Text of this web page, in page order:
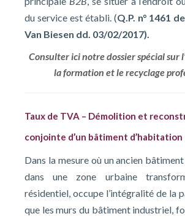
du service est établi. (Q.P. n° 1461
Van Biesen dd. 03/02/2017).
Consulter ici notre dossier spécial sur
la formation et le recyclage
Taux de TVA – Démolition et
conjointe d’un bâtiment d’habitation
Dans la mesure où un ancien
dans une zone urbaine
résidentiel, occupe l’intégralité de la
que les murs du bâtiment industriel,